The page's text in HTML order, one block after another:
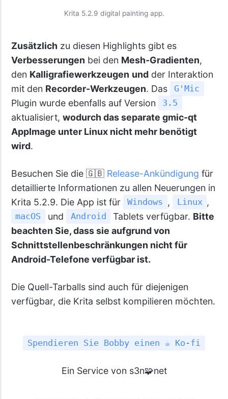
Krita 5.2.9 digital painting app.
Zusätzlich zu diesen Highlights gibt es
Verbesserungen bei den Mesh-Gradienten,
den Kalligrafiewerkzeugen undder Interaktion
mit den Recorder-Werkzeugen. Das G'Mic
Plugin wurde ebenfalls auf Version 3.5
aktualisiert, wodurch das separate gmic-qt
AppImage unter Linux nicht mehr benötigt
wird.
Besuchen Sie die 🇬🇧 Release-Ankündigung für
detaillierte Informationen zu allen Neuerungen in
Krita 5.2.9. Die App ist für
Windows , Linux ,
macOS und Android Tablets verfügbar. Bitte
beachten Sie, dass sie aufgrund von
Schnittstellenbeschränkungen nicht für
Android-Telefone verfügbar ist.
Die Quell-Tarballs sind auch für diejenigen
verfügbar, die Krita selbst kompilieren möchten.
Spendieren Sie Bobby einen ☕ Ko-fi
Ein Service von s3n🧩net